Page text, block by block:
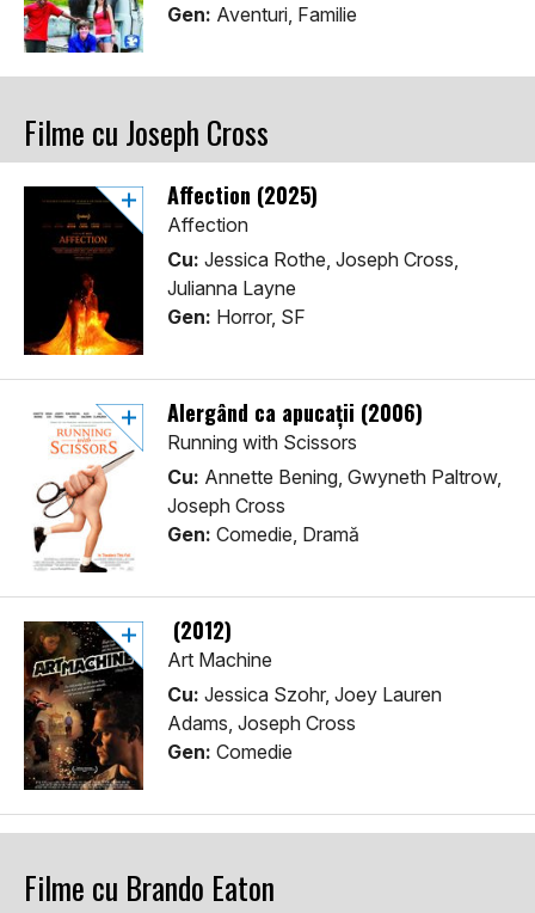
Gen: Aventuri, Familie
Filme cu Joseph Cross
Affection (2025)
Affection
Cu: Jessica Rothe, Joseph Cross,
Julianna Layne
Gen: Horror, SF
Alergând ca apucații (2006)
Running with Scissors
Cu: Annette Bening, Gwyneth Paltrow,
Joseph Cross
Gen: Comedie, Dramă
(2012)
Art Machine
Cu: Jessica Szohr, Joey Lauren
Adams, Joseph Cross
Gen: Comedie
Filme cu Brando Eaton